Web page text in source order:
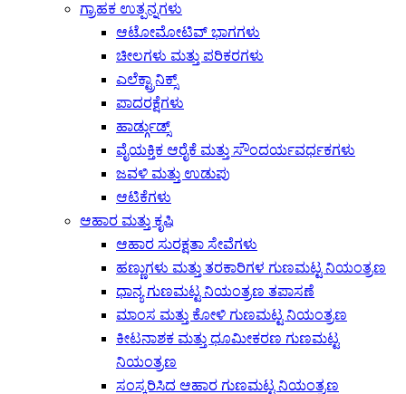
ಗ್ರಾಹಕ ಉತ್ಪನ್ನಗಳು
ಆಟೋಮೋಟಿವ್ ಭಾಗಗಳು
ಚೀಲಗಳು ಮತ್ತು ಪರಿಕರಗಳು
ಎಲೆಕ್ಟ್ರಾನಿಕ್ಸ್
ಪಾದರಕ್ಷೆಗಳು
ಹಾರ್ಡ್ಗುಡ್ಸ್
ವೈಯಕ್ತಿಕ ಆರೈಕೆ ಮತ್ತು ಸೌಂದರ್ಯವರ್ಧಕಗಳು
ಜವಳಿ ಮತ್ತು ಉಡುಪು
ಆಟಿಕೆಗಳು
ಆಹಾರ ಮತ್ತು ಕೃಷಿ
ಆಹಾರ ಸುರಕ್ಷತಾ ಸೇವೆಗಳು
ಹಣ್ಣುಗಳು ಮತ್ತು ತರಕಾರಿಗಳ ಗುಣಮಟ್ಟ ನಿಯಂತ್ರಣ
ಧಾನ್ಯ ಗುಣಮಟ್ಟ ನಿಯಂತ್ರಣ ತಪಾಸಣೆ
ಮಾಂಸ ಮತ್ತು ಕೋಳಿ ಗುಣಮಟ್ಟ ನಿಯಂತ್ರಣ
ಕೀಟನಾಶಕ ಮತ್ತು ಧೂಮೀಕರಣ ಗುಣಮಟ್ಟ
ನಿಯಂತ್ರಣ
ಸಂಸ್ಕರಿಸಿದ ಆಹಾರ ಗುಣಮಟ್ಟ ನಿಯಂತ್ರಣ